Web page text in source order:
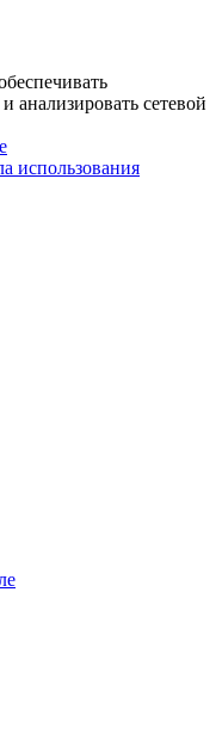
анализировать сетевой
использования